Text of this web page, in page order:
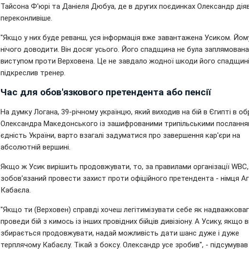
Тайсона Ф'юрі та Даніеля Дюбуа, де в других поєдинках Олександр
переконливіше.
"Якщо у них буде реванш, уся інформація вже завантажена Усиком.
нічого доводити. Він досяг усього. Його спадщина не була заплямована
виступом проти Верховена. Це не завдало жодної шкоди його
підкреслив тренер.
Час для обов'язкового претендента або пенсії
На думку Логана, 39-річному українцю, який виходив на бій в Єгипті в
Олександра Македонського із зашифрованими трипільськими
єдність України, варто взагалі задуматися про завершення кар'єри на
абсолютній вершині.
Якщо ж Усик вирішить продовжувати, то, за правилами організації WBC,
зобов'язаний провести захист проти офіційного претендента - німця
Кабаєла.
"Якщо ти (Верховен) справді хочеш легітимізувати себе як
проведи бій з кимось із інших провідних бійців дивізіону. А Усику, якщо
збирається продовжувати, надай можливість дати шанс дуже і дуже
терплячому Кабаєлу. Тікай з боксу. Олександр усе зробив", -